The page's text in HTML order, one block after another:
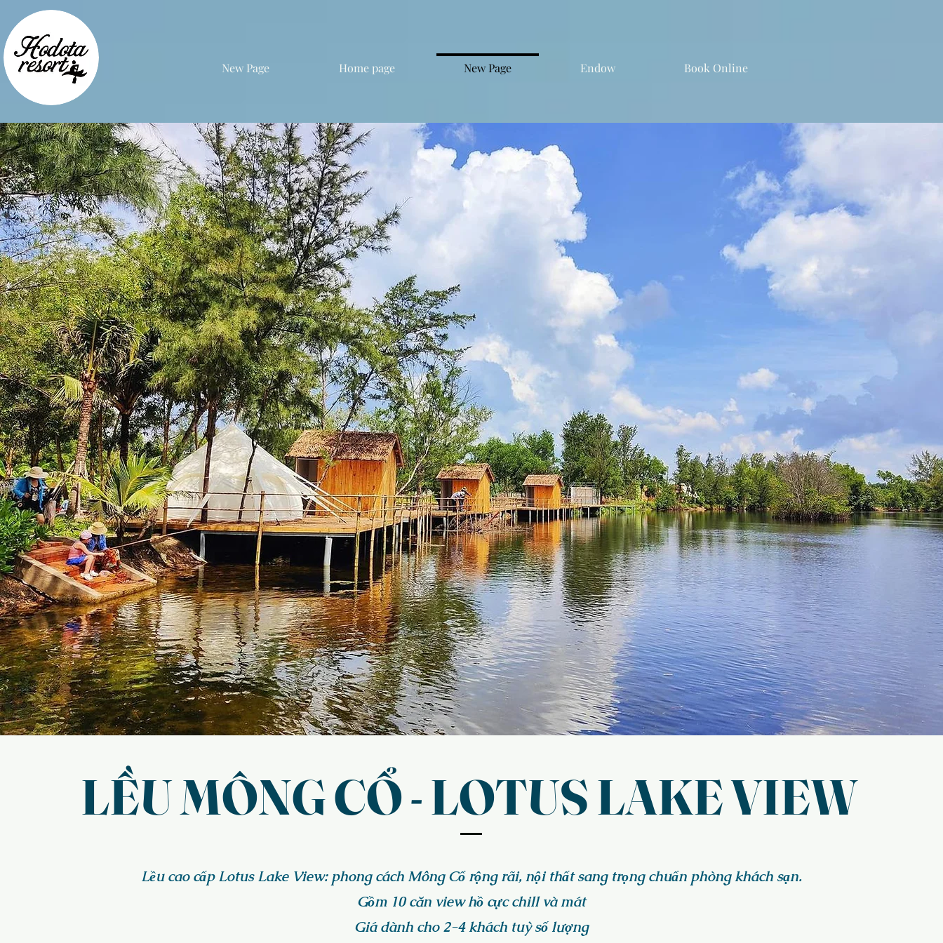
New Page Home page New Page Endow Book Online
LỀU MÔNG CỔ - LOTUS LAKE VIEW
Lều cao cấp Lotus Lake View: phong cách Mông Cổ rộng rãi, nội thất sang trọng chuẩn phòng khách sạn.
Gồm 10 căn view hồ cực chill và mát
Giá dành cho 2-4 khách tuỳ số lượng